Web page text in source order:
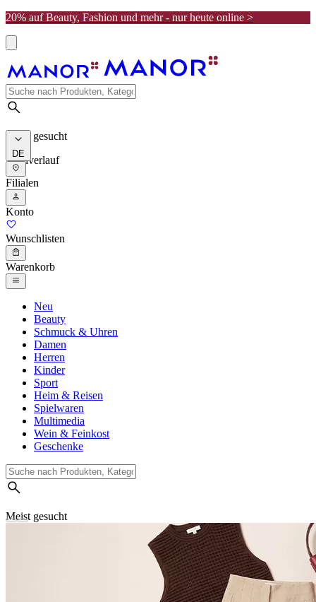
20% auf Beauty, Fashion und mehr - nur heute online >
Meist gesucht
Suchverlauf
DE
Filialen
Konto
Wunschlisten
Warenkorb
Neu
Beauty
Schmuck & Uhren
Damen
Herren
Kinder
Sport
Heim & Reisen
Spielwaren
Multimedia
Wein & Feinkost
Geschenke
Meist gesucht